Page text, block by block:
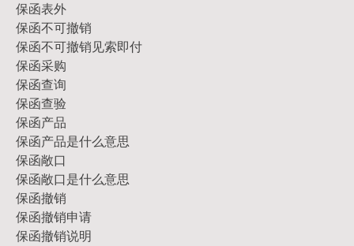
保函表外
保函不可撤销
保函不可撤销见索即付
保函采购
保函查询
保函查验
保函产品
保函产品是什么意思
保函敞口
保函敞口是什么意思
保函撤销
保函撤销申请
保函撤销说明